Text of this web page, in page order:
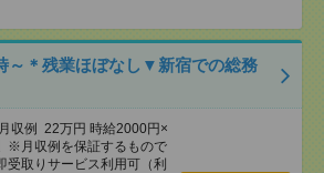
～＊残業ほぼなし▼新宿での総務
収例 22万円 時給2000円×
※月収例を保証するもので
取りサービス利用可（利